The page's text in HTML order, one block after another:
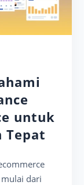
untuk
Tepat
dari